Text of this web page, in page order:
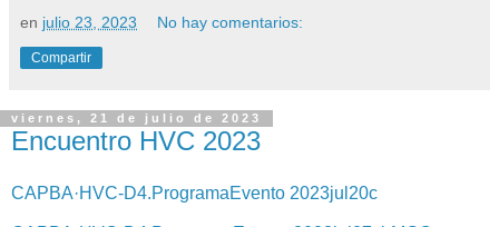
en julio 23, 2023 No hay comentarios:
Compartir
viernes, 21 de julio de 2023
Encuentro HVC 2023
CAPBA·HVC-D4.ProgramaEvento 2023jul20c